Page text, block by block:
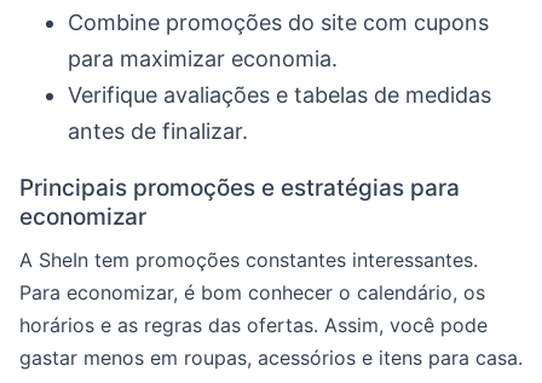
Combine promoções do site com cupons
para maximizar economia.
Verifique avaliações e tabelas de medidas
antes de finalizar.
Principais promoções e estratégias para
economizar
A SheIn tem promoções constantes interessantes.
Para economizar, é bom conhecer o calendário, os
horários e as regras das ofertas. Assim, você pode
gastar menos em roupas, acessórios e itens para casa.